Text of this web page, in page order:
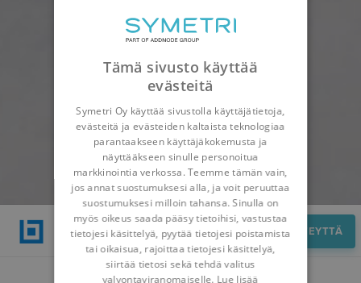
Hyödyt OTA YHTEYTTÄ
Tämä sivusto käyttää
evästeitä
Symetri Oy käyttää sivustolla käyttäjätietoja,
evästeitä ja evästeiden kaltaista teknologiaa
parantaakseen käyttäjäkokemusta ja
näyttääkseen sinulle personoitua
markkinointia verkossa. Teemme tämän vain,
jos annat suostumuksesi alla, ja voit peruuttaa
suostumuksesi milloin tahansa. Sinulla on
myös oikeus saada pääsy tietoihisi, vastustaa
tietojesi käsittelyä, pyytää tietojesi poistamista
tai oikaisua, rajoittaa tietojesi käsittelyä,
siirtää tietosi sekä tehdä valitus
valvontaviranomaiselle. Lue lisää